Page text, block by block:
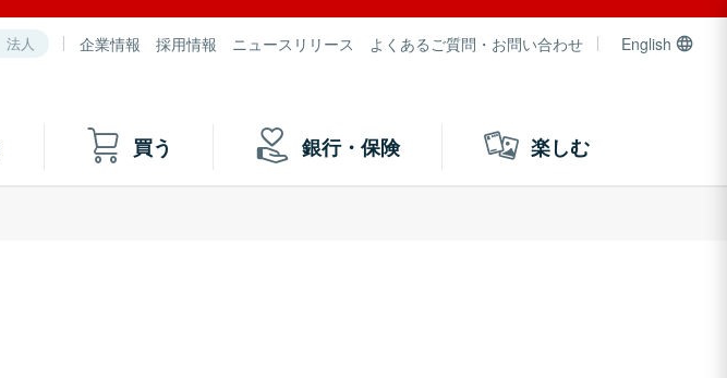
法人 企業情報 採用情報 ニュースリリース よくあるご質問・お問い合わせ English
買う 銀行・保険 楽しむ